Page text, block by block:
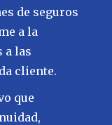
de seguros
a la
a las
cliente.
que